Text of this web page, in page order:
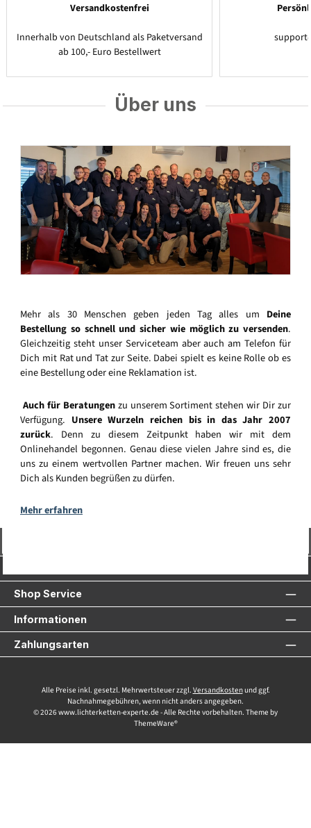
Versandkostenfrei
Innerhalb von Deutschland als Paketversand
ab 100,- Euro Bestellwert
Über uns
Mehr als 30 Menschen geben jeden Tag alles um Deine
Bestellung so schnell und sicher wie möglich zu versenden.
Gleichzeitig steht unser Serviceteam aber auch am Telefon für
Dich mit Rat und Tat zur Seite. Dabei spielt es keine Rolle ob es
eine Bestellung oder eine Reklamation ist.
Auch für Beratungenzu unserem Sortiment stehen wir Dir zur
Verfügung. Unsere Wurzeln reichen bis in das Jahr 2007
zurück. Denn zu diesem Zeitpunkt haben wir mit dem
Onlinehandel begonnen. Genau diese vielen Jahre sind es, die
uns zu einem wertvollen Partner machen. Wir freuen uns sehr
Dich als Kunden begrüßen zu dürfen.
Mehr erfahren
Shop Service
Informationen
Zahlungsarten
Alle Preise inkl. gesetzl. Mehrwertsteuer zzgl. Versandkostenund ggf.
Nachnahmegebühren, wenn nicht anders angegeben.
© 2026 www.lichterketten-experte.de - Alle Rechte vorbehalten. Theme by
ThemeWare®